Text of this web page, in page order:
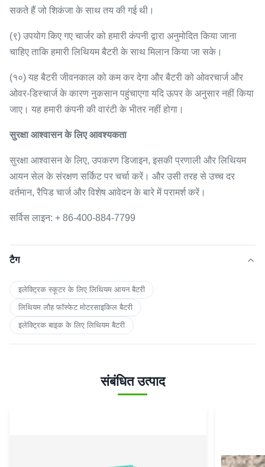
सकते हैं जो शिकंजा के साथ तय की गई थी।
(९) उपयोग किए गए चार्जर को हमारी कंपनी द्वारा अनुमोदित किया जाना
चाहिए ताकि हमारी लिथियम बैटरी के साथ मिलान किया जा सके।
(१०) यह बैटरी जीवनकाल को कम कर देगा और बैटरी को ओवरचार्ज और
ओवर-डिस्चार्ज के कारण नुकसान पहुंचाएगा यदि ऊपर के अनुसार नहीं किया
जाए। यह हमारी कंपनी की वारंटी के भीतर नहीं होगा।
सुरक्षा आश्वासन के लिए आवश्यकता
सुरक्षा आश्वासन के लिए, उपकरण डिजाइन, इसकी प्रणाली और लिथियम
आयन सेल के संरक्षण सर्किट पर चर्चा करें। और उसी तरह से उच्च दर
वर्तमान, रैपिड चार्ज और विशेष आवेदन के बारे में परामर्श करें।
सर्विस लाइन: + 86-400-884-7799
टैग
इलेक्ट्रिक स्कूटर के लिए लिथियम आयन बैटरी
लिथियम लौह फॉस्फेट मोटरसाइकिल बैटरी
इलेक्ट्रिक बाइक के लिए लिथियम बैटरी
संबंधित उत्पाद